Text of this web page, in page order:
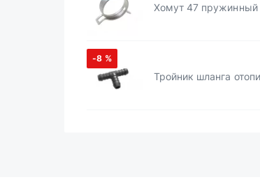
Хомут 47 пружинный
-8 %
Тройник шланга